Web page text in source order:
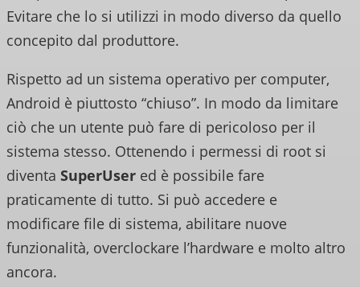
Evitare che lo si utilizzi in modo diverso da quello
concepito dal produttore.
Rispetto ad un sistema operativo per computer,
Android è piuttosto “chiuso”. In modo da limitare
ciò che un utente può fare di pericoloso per il
sistema stesso. Ottenendo i permessi di root si
diventa SuperUser ed è possibile fare
praticamente di tutto. Si può accedere e
modificare file di sistema, abilitare nuove
funzionalità, overclockare l’hardware e molto altro
ancora.